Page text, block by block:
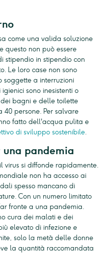
come una valida soluzione
questo non può essere
stipendio in stipendio con
Le loro case non sono
a interruzioni
sono inesistenti o
bagni e delle toilette
40 persone. Per salvare
fatto dell'acqua pulita e
di sviluppo sostenibile.
pandemia
virus si diffonde rapidamente.
non ha accesso ai
spesso mancano di
Con un numero limitato
fronte a una pandemia.
cura dei malati e dei
elevato di infezione e
solo la metà delle donne
la quantità raccomandata